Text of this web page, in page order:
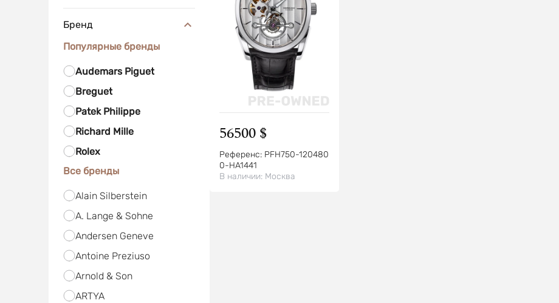
Бренд
Популярные бренды
Audemars Piguet
Breguet
Patek Philippe
Richard Mille
Rolex
Все бренды
Alain Silberstein
A. Lange & Sohne
Andersen Geneve
Antoine Preziuso
Arnold & Son
ARTYA
56500 $
Референс: PFH750-120480
0-HA1441
В наличии: Москва